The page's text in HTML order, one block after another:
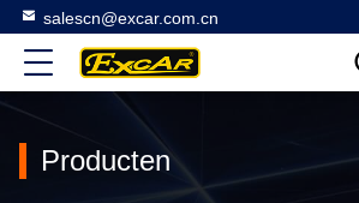
salescn@excar.com.cn
Producten